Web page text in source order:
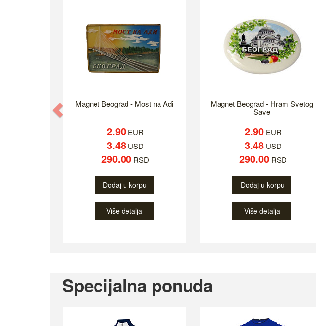
Magnet Beograd - Most na Adi
2.90 EUR
3.48 USD
290.00 RSD
Dodaj u korpu
Više detalja
Magnet Beograd - Hram Svetog
Save
2.90 EUR
3.48 USD
290.00 RSD
Dodaj u korpu
Više detalja
Previous
Specijalna ponuda